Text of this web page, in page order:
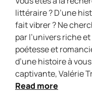
littéraire ? D’une
fait vibrer ? Ne
par l’univers riche
poétesse et
d’une histoire à
captivante, Valérie
Read more